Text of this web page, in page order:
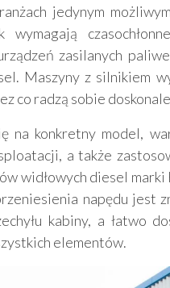
jedynym
wymagają
zasilanych
Maszyny z silnikiem
co radzą sobie
na konkretny model,
a także
widłowych diesel
napędu jest
kabiny, a łatwo
elementów.